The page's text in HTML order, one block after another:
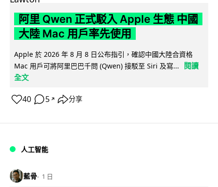
阿里 Qwen 正式駁入 Apple 生態 中國
大陸 Mac 用戶率先使用
Apple 於 2026 年 8 月 8 日公布指引，確認中國大陸合資格
Mac 用戶可將阿里巴巴千問 (Qwen) 接駁至 Siri 及寫...
閱讀
全文
40 5 ↗ 分享
人工智能
藍骨 1 日